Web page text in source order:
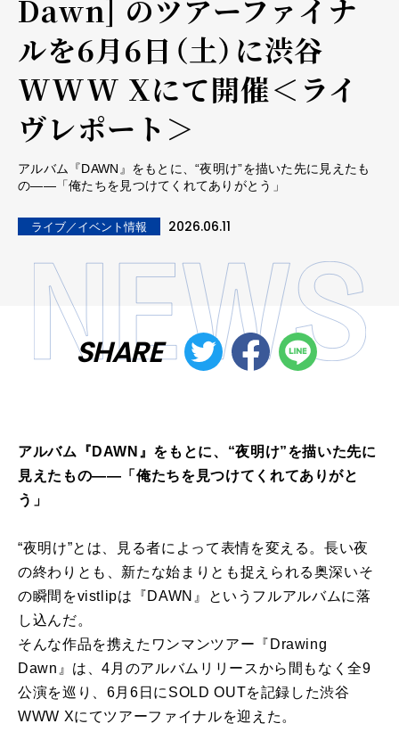
Dawn] のツアーファイナ
ルを6月6日（土）に渋谷
WWW Xにて開催＜ライ
ヴレポート＞
アルバム『DAWN』をもとに、“夜明け”を描いた先に見えたも
の――「俺たちを見つけてくれてありがとう」
ライブ／イベント情報 2026.06.11
SHARE
アルバム『DAWN』をもとに、“夜明け”を描いた先に
見えたもの――「俺たちを見つけてくれてありがと
う」
“夜明け”とは、見る者によって表情を変える。長い夜
の終わりとも、新たな始まりとも捉えられる奥深いそ
の瞬間をvistlipは『DAWN』というフルアルバムに落
し込んだ。
そんな作品を携えたワンマンツアー『Drawing
Dawn』は、4月のアルバムリリースから間もなく全9
公演を巡り、6月6日にSOLD OUTを記録した渋谷
WWW Xにてツアーファイナルを迎えた。